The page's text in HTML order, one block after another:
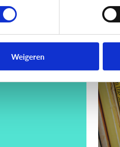
Weigeren
van